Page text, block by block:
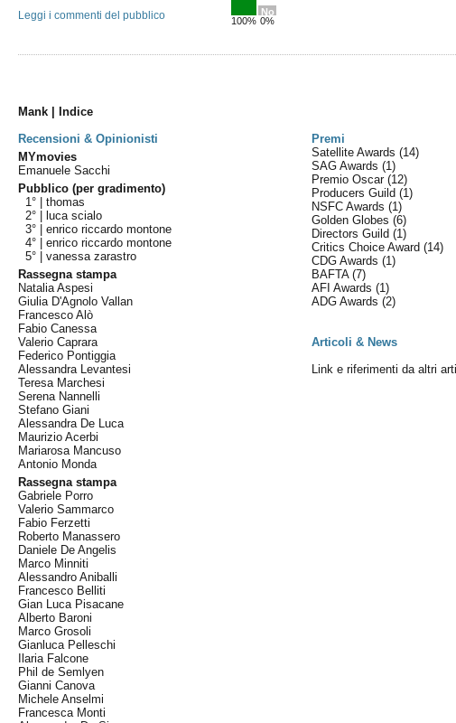
100%
No
0%
Leggi i commenti del pubblico
Mank | Indice
Recensioni & Opinionisti
Premi
MYmovies
Emanuele Sacchi
Pubblico (per gradimento)
1° |thomas
2° |
luca scialo
3° |enrico riccardo montone
4° |enrico riccardo montone
5° |vanessa zarastro
Rassegna stampa
Natalia Aspesi
Giulia D'Agnolo Vallan
Francesco Alò
Fabio Canessa
Valerio Caprara
Federico Pontiggia
Alessandra Levantesi
Teresa Marchesi
Serena Nannelli
Stefano Giani
Alessandra De Luca
Maurizio Acerbi
Mariarosa Mancuso
Antonio Monda
Rassegna stampa
Gabriele Porro
Valerio Sammarco
Fabio Ferzetti
Roberto Manassero
Daniele De Angelis
Marco Minniti
Alessandro Aniballi
Francesco Belliti
Gian Luca Pisacane
Alberto Baroni
Marco Grosoli
Gianluca Pelleschi
Ilaria Falcone
Phil de Semlyen
Gianni Canova
Michele Anselmi
Francesca Monti
Satellite Awards(14)
SAG Awards(1)
Premio Oscar(12)
Producers Guild(1)
NSFC Awards(1)
Golden Globes(6)
Directors Guild(1)
Critics Choice Award(14)
CDG Awards(1)
BAFTA(7)
AFI Awards(1)
ADG Awards(2)
Articoli & News
Link e riferimenti da altri